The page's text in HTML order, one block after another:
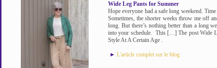
Wide Leg Pants for Summer
Hope everyone had a safe long weekend.
Sometimes, the shorter weeks throw me off
long. But there’s nothing better than a long
into your schedule. This […] The post Wide
Style At A Certain Age .
► L'article complet sur le blog